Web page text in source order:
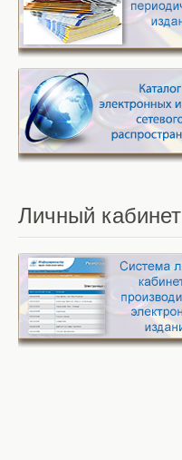
Личный кабинет